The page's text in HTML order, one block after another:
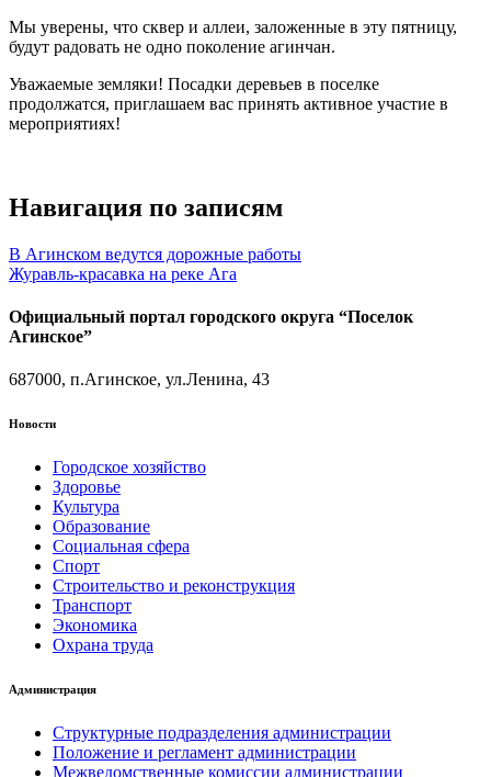
Мы уверены, что сквер и аллеи, заложенные в эту пятницу,
будут радовать не одно поколение агинчан.
Уважаемые земляки! Посадки деревьев в поселке
продолжатся, приглашаем вас принять активное участие в
мероприятиях!
Навигация по записям
В Агинском ведутся дорожные работы
Журавль-красавка на реке Ага
Официальный портал городского округа “Поселок
Агинское”
687000, п.Агинское, ул.Ленина, 43
Новости
Городское хозяйство
Здоровье
Культура
Образование
Социальная сфера
Спорт
Строительство и реконструкция
Транспорт
Экономика
Охрана труда
Администрация
Структурные подразделения администрации
Положение и регламент администрации
Межведомственные комиссии администрации